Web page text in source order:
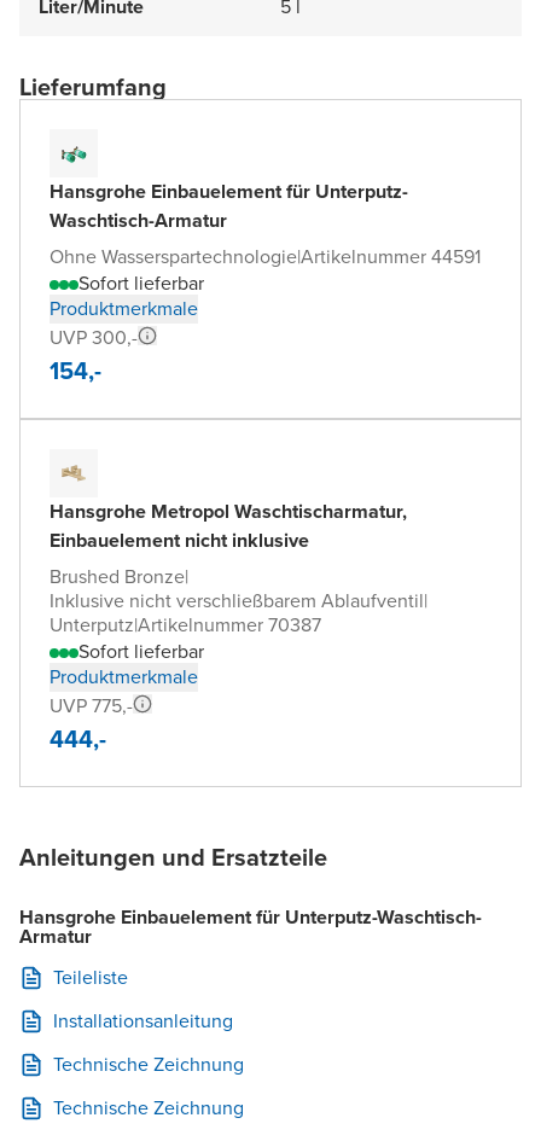
Liter/Minute 5 l
Lieferumfang
Hansgrohe Einbauelement für Unterputz-
Waschtisch-Armatur
Ohne Wasserspartechnologie|Artikelnummer 44591
Sofort lieferbar
Produktmerkmale
UVP 300,-
154,-
Hansgrohe Metropol Waschtischarmatur,
Einbauelement nicht inklusive
Brushed Bronze|
Inklusive nicht verschließbarem Ablaufventil|
Unterputz|Artikelnummer 70387
Sofort lieferbar
Produktmerkmale
UVP 775,-
444,-
Anleitungen und Ersatzteile
Hansgrohe Einbauelement für Unterputz-Waschtisch-
Armatur
Teileliste
Installationsanleitung
Technische Zeichnung
Technische Zeichnung